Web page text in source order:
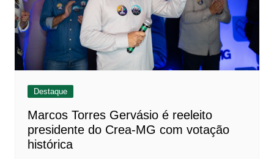
Destaque
Marcos Torres Gervásio é reeleito
presidente do Crea-MG com votação
histórica